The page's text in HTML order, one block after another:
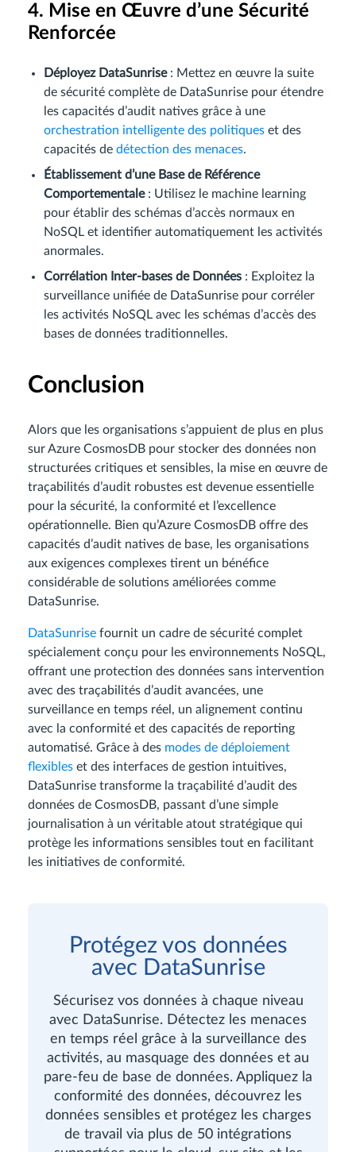
4. Mise en Œuvre d’une Sécurité
Renforcée
Déployez DataSunrise: Mettez en œuvre la suite
de sécurité complète de DataSunrise pour étendre
les capacités d’audit natives grâce à une
orchestration intelligente des politiques et des
capacités de détection des menaces.
Établissement d’une Base de Référence
Comportementale: Utilisez le machine learning
pour établir des schémas d’accès normaux en
NoSQL et identifier automatiquement les activités
anormales.
Corrélation Inter-bases de Données : Exploitez la
surveillance unifiée de DataSunrise pour corréler
les activités NoSQL avec les schémas d’accès des
bases de données traditionnelles.
Conclusion
Alors que les organisations s’appuient de plus en plus
sur Azure CosmosDB pour stocker des données non
structurées critiques et sensibles, la mise en œuvre de
traçabilités d’audit robustes est devenue essentielle
pour la sécurité, la conformité et l’excellence
opérationnelle. Bien qu’Azure CosmosDB offre des
capacités d’audit natives de base, les organisations
aux exigences complexes tirent un bénéfice
considérable de solutions améliorées comme
DataSunrise.
DataSunrise fournit un cadre de sécurité complet
spécialement conçu pour les environnements NoSQL,
offrant une protection des données sans intervention
avec des traçabilités d’audit avancées, une
surveillance en temps réel, un alignement continu
avec la conformité et des capacités de reporting
automatisé. Grâce à des modes de déploiement
flexibles et des interfaces de gestion intuitives,
DataSunrise transforme la traçabilité d’audit des
données de CosmosDB, passant d’une simple
journalisation à un véritable atout stratégique qui
protège les informations sensibles tout en facilitant
les initiatives de conformité.
Protégez vos données
avec DataSunrise
Sécurisez vos données à chaque niveau
avec DataSunrise. Détectez les menaces
en temps réel grâce à la surveillance des
activités, au masquage des données et au
pare-feu de base de données. Appliquez la
conformité des données, découvrez les
données sensibles et protégez les charges
de travail via plus de 50 intégrations